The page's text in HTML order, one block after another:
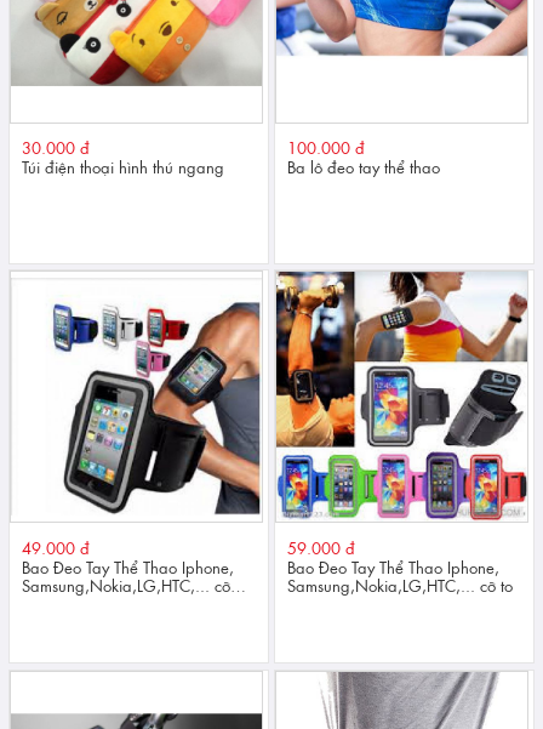
30.000 đ
Túi điện thoại hình thú ngang
100.000 đ
Ba lô đeo tay thể thao
49.000 đ
Bao Đeo Tay Thể Thao Iphone,
Samsung,Nokia,LG,HTC,... cỡ
59.000 đ
Bao Đeo Tay Thể Thao Iphone,
Samsung,Nokia,LG,HTC,... cỡ to